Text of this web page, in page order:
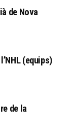
de Nova
(equips)
de la